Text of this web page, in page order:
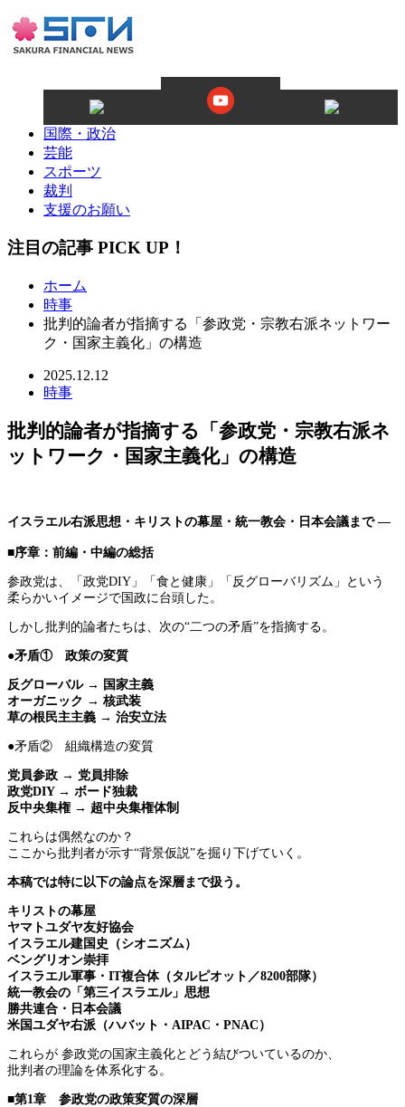
国際・政治
芸能
スポーツ
裁判
支援のお願い
注目の記事 PICK UP！
ホーム
時事
批判的論者が指摘する「参政党・宗教右派ネットワー
ク・国家主義化」の構造
2025.12.12
時事
批判的論者が指摘する「参政党・宗教右派ネ
ットワーク・国家主義化」の構造
イスラエル右派思想・キリストの幕屋・統一教会・日本会議まで ―
■序章：前編・中編の総括
参政党は、「政党DIY」「食と健康」「反グローバリズム」という
柔らかいイメージで国政に台頭した。
しかし批判的論者たちは、次の“二つの矛盾”を指摘する。
●矛盾① 政策の変質
反グローバル → 国家主義
オーガニック → 核武装
草の根民主主義 → 治安立法
●矛盾② 組織構造の変質
党員参政 → 党員排除
政党DIY → ボード独裁
反中央集権 → 超中央集権体制
これらは偶然なのか？
ここから批判者が示す“背景仮説”を掘り下げていく。
本稿では特に以下の論点を深層まで扱う。
キリストの幕屋
ヤマトユダヤ友好協会
イスラエル建国史（シオニズム）
ベングリオン崇拝
イスラエル軍事・IT複合体（タルピオット／8200部隊）
統一教会の「第三イスラエル」思想
勝共連合・日本会議
米国ユダヤ右派（ハバット・AIPAC・PNAC）
これらが 参政党の国家主義化とどう結びついているのか、
批判者の理論を体系化する。
■第1章 参政党の政策変質の深層